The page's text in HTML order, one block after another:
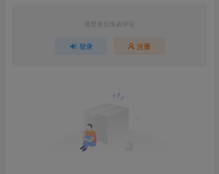
请登录后发表评论
登录 注册